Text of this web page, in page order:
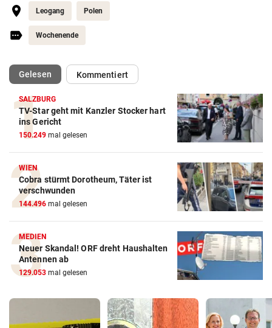
Leogang Polen
Wochenende
Gelesen(ausgewählt)Kommentiert
SALZBURG
TV-Star geht mit Kanzler Stocker hart
ins Gericht
150.249 mal gelesen
WIEN
Cobra stürmt Dorotheum, Täter ist
verschwunden
144.496 mal gelesen
MEDIEN
Neuer Skandal! ORF dreht Haushalten
Antennen ab
129.053 mal gelesen